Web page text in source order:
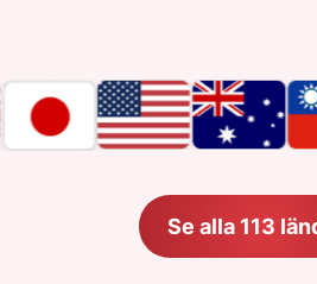
Se alla 113